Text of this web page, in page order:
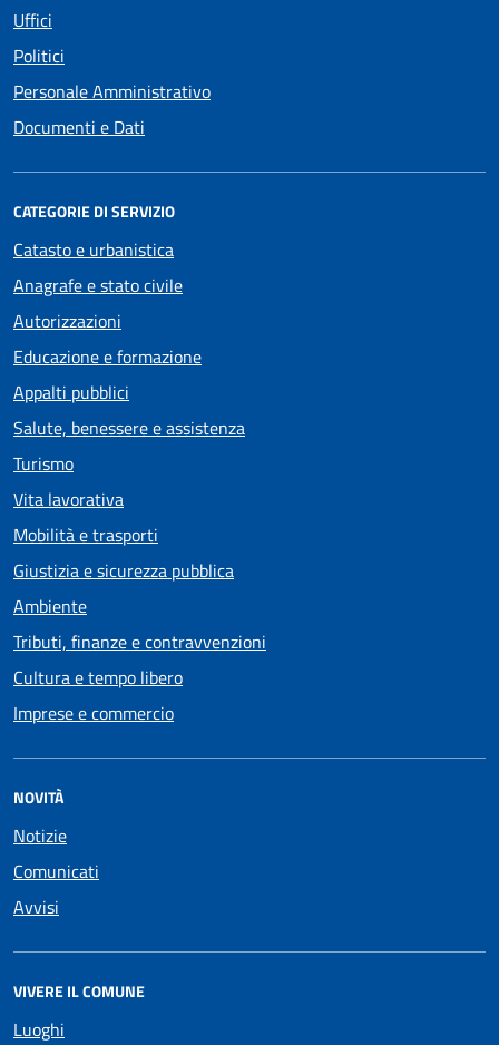
Uffici
Politici
Personale Amministrativo
Documenti e Dati
CATEGORIE DI SERVIZIO
Catasto e urbanistica
Anagrafe e stato civile
Autorizzazioni
Educazione e formazione
Appalti pubblici
Salute, benessere e assistenza
Turismo
Vita lavorativa
Mobilità e trasporti
Giustizia e sicurezza pubblica
Ambiente
Tributi, finanze e contravvenzioni
Cultura e tempo libero
Imprese e commercio
NOVITÀ
Notizie
Comunicati
Avvisi
VIVERE IL COMUNE
Luoghi